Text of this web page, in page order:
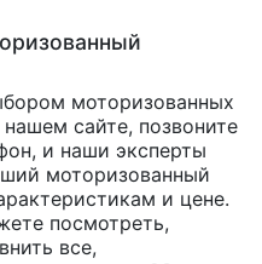
моторизованных
сайте, позвоните
и наши эксперты
моторизованный
и цене.
посмотреть,
все,